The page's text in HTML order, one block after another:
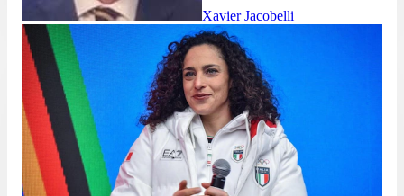
Xavier Jacobelli